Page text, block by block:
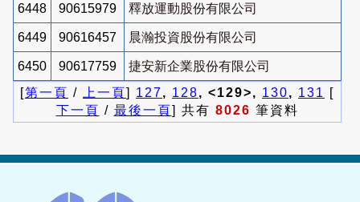
6448 90615979 釋放運動股份有限公司
6449 90616457 晨瀚投資股份有限公司
6450 90617759
捷安新企業股份有限公司
[第一頁 / 上一頁] 127, 128, <129>, 130, 131
[
下一頁 / 最後一頁] 共有 8026 筆資料